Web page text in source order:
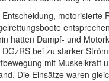
Entscheidung, motorisierte
hatten Dampf- und
bei zu starker
mit Muskelkraft
Die Einsätze waren